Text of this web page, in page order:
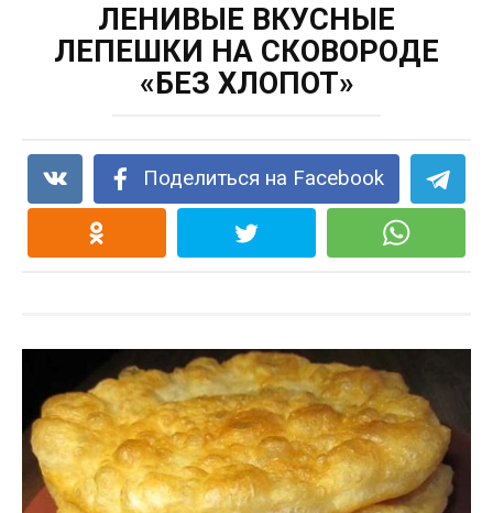
ЛЕНИВЫЕ ВКУСНЫЕ
ЛЕПЕШКИ НА СКОВОРОДЕ
«БЕЗ ХЛОПОТ»
Поделиться на Facebook